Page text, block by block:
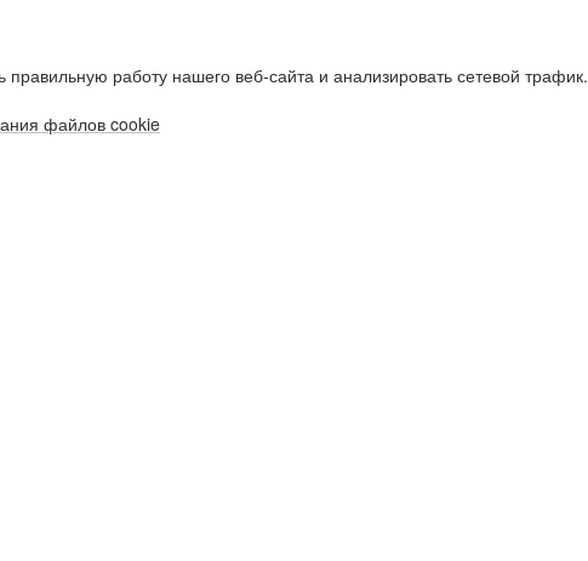
работу нашего веб-сайта и анализировать сетевой трафик.
файлов cookie